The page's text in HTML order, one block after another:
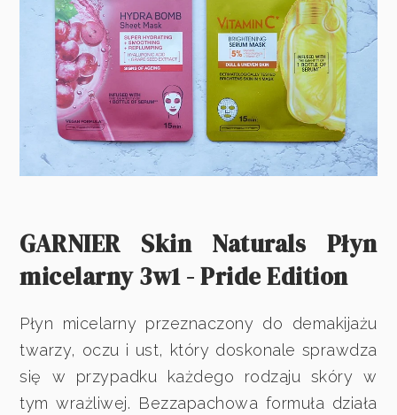
GARNIER Skin Naturals Płyn
micelarny 3w1 - Pride Edition
Płyn micelarny przeznaczony do demakijażu
twarzy, oczu i ust, który doskonale sprawdza
się w przypadku każdego rodzaju skóry w
tym wrażliwej. Bezzapachowa formuła działa